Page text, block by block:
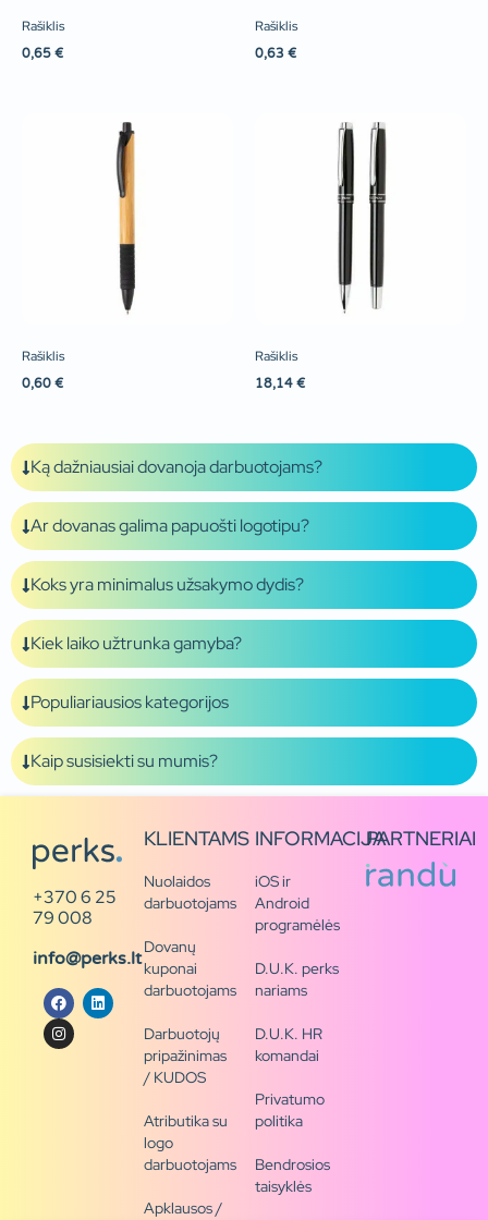
Rašiklis
0,65 €
Rašiklis
0,63 €
Rašiklis
0,60 €
Rašiklis
18,14 €
Ką dažniausiai dovanoja darbuotojams?
Ar dovanas galima papuošti logotipu?
Koks yra minimalus užsakymo dydis?
Kiek laiko užtrunka gamyba?
Populiariausios kategorijos
Kaip susisiekti su mumis?
+370 6 25
79 008
info@perks.lt
KLIENTAMS
Nuolaidos
darbuotojams
Dovanų
kuponai
darbuotojams
Darbuotojų
pripažinimas
/ KUDOS
Atributika su
logo
darbuotojams
Apklausos /
INFORMACIJA
iOS ir
Android
programėlės
D.U.K. perks
nariams
D.U.K. HR
komandai
Privatumo
politika
Bendrosios
taisyklės
PARTNERIAI